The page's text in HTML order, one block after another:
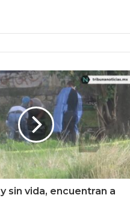
sin vida, encuentran a